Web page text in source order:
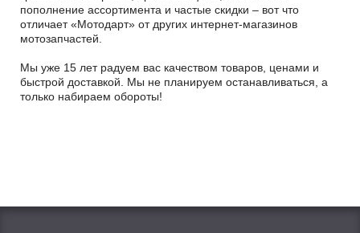
пополнение ассортимента и частые скидки – вот что
отличает «Мотодарт» от других интернет-магазинов
мотозапчастей.
Мы уже 15 лет радуем вас качеством товаров, ценами и
быстрой доставкой. Мы не планируем останавливаться, а
только набираем обороты!